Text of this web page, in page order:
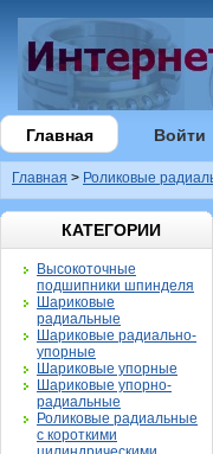
Главная Войти
Главная > Роликовые
КАТЕГОРИИ
Высокоточные
подшипники шпинделя
Шариковые
радиальные
Шариковые радиально-
упорные
Шариковые упорные
Шариковые упорно-
радиальные
Роликовые радиальные
с короткими